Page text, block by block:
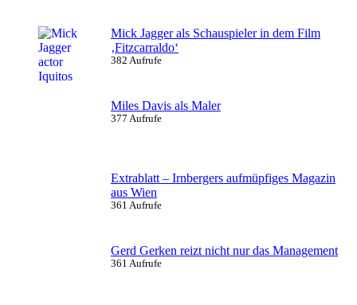
Mick Jagger als Schauspieler in dem Film
‚Fitzcarraldo‘
382 Aufrufe
Miles Davis als Maler
377 Aufrufe
Extrablatt – Irnbergers aufmüpfiges Magazin
aus Wien
361 Aufrufe
Gerd Gerken reizt nicht nur das Management
361 Aufrufe